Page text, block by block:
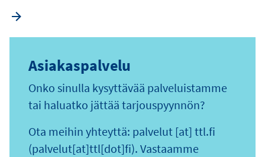
Asiakaspalvelu
Onko sinulla kysyttävää palveluistamme
tai haluatko jättää tarjouspyynnön?
Ota meihin yhteyttä: palvelut [at] ttl.fi
(palvelut[at]ttl[dot]fi). Vastaamme